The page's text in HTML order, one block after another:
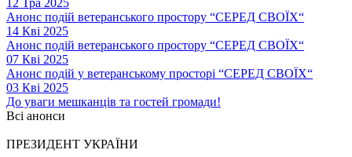
12 Тра 2025
Анонс подій ветеранського простору “СЕРЕД СВОЇХ“
14 Кві 2025
Анонс подій ветеранського простору “СЕРЕД СВОЇХ“
07 Кві 2025
Анонс подій у ветеранському просторі “СЕРЕД СВОЇХ“
03 Кві 2025
До уваги мешканців та гостей громади!
Всі анонси
ПРЕЗИДЕНТ УКРАЇНИ